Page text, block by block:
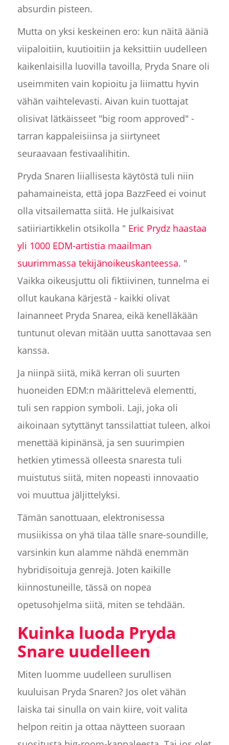
absurdin pisteen.
Mutta on yksi keskeinen ero: kun näitä ääniä
viipaloitiin, kuutioitiin ja keksittiin uudelleen
kaikenlaisilla luovilla tavoilla, Pryda Snare oli
useimmiten vain kopioitu ja liimattu hyvin
vähän vaihtelevasti. Aivan kuin tuottajat
olisivat lätkäisseet "big room approved" -
tarran kappaleisiinsa ja siirtyneet
seuraavaan festivaalihitin.
Pryda Snaren liiallisesta käytöstä tuli niin
pahamaineista, että jopa BazzFeed ei voinut
olla vitsailematta siitä. He julkaisivat
satiiriartikkelin otsikolla " Eric Prydz haastaa
yli 1000 EDM-artistia maailman
suurimmassa tekijänoikeuskanteessa. "
Vaikka oikeusjuttu oli fiktiivinen, tunnelma ei
ollut kaukana kärjestä - kaikki olivat
lainanneet Pryda Snarea, eikä kenelläkään
tuntunut olevan mitään uutta sanottavaa sen
kanssa.
Ja niinpä siitä, mikä kerran oli suurten
huoneiden EDM:n määrittelevä elementti,
tuli sen rappion symboli. Laji, joka oli
aikoinaan sytyttänyt tanssilattiat tuleen, alkoi
menettää kipinänsä, ja sen suurimpien
hetkien ytimessä olleesta snaresta tuli
muistutus siitä, miten nopeasti innovaatio
voi muuttua jäljittelyksi.
Tämän sanottuaan, elektronisessa
musiikissa on yhä tilaa tälle snare-soundille,
varsinkin kun alamme nähdä enemmän
hybridisoituja genrejä. Joten kaikille
kiinnostuneille, tässä on nopea
opetusohjelma siitä, miten se tehdään.
Kuinka luoda Pryda
Snare uudelleen
Miten luomme uudelleen surullisen
kuuluisan Pryda Snaren? Jos olet vähän
laiska tai sinulla on vain kiire, voit valita
helpon reitin ja ottaa näytteen suoraan